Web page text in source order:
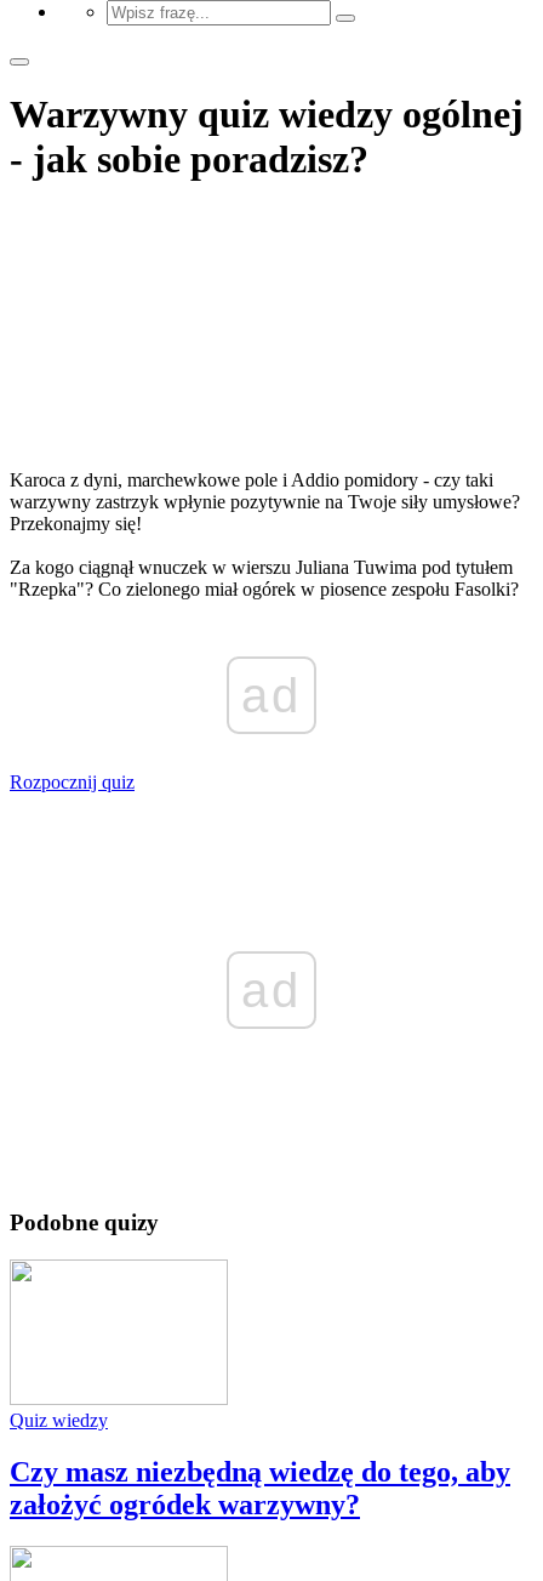
Warzywny quiz wiedzy ogólnej
- jak sobie poradzisz?
Karoca z dyni, marchewkowe pole i Addio pomidory - czy taki
warzywny zastrzyk wpłynie pozytywnie na Twoje siły umysłowe?
Przekonajmy się!
Za kogo ciągnął wnuczek w wierszu Juliana Tuwima pod tytułem
"Rzepka"? Co zielonego miał ogórek w piosence zespołu Fasolki?
ad
Rozpocznij quiz
ad
Podobne quizy
Quiz wiedzy
Czy masz niezbędną wiedzę do tego, aby
założyć ogródek warzywny?